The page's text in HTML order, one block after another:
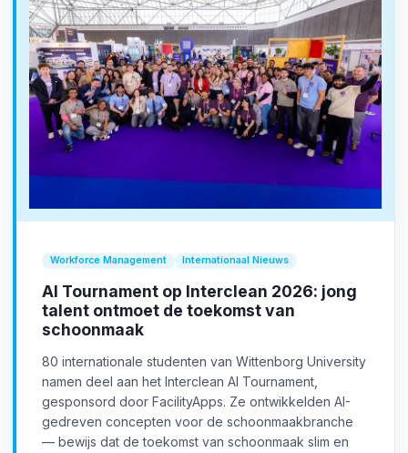
Workforce Management Internationaal Nieuws
AI Tournament op Interclean 2026: jong
talent ontmoet de toekomst van
schoonmaak
80 internationale studenten van Wittenborg University
namen deel aan het Interclean AI Tournament,
gesponsord door FacilityApps. Ze ontwikkelden AI-
gedreven concepten voor de schoonmaakbranche
— bewijs dat de toekomst van schoonmaak slim en